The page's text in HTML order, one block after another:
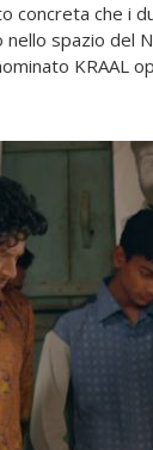
concreta che i
spazio del
KRAAL